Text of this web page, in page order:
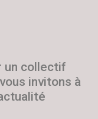
un collectif
invitons à